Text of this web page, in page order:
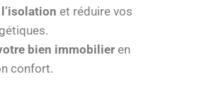
et réduire vos
bien immobilieren
confort.